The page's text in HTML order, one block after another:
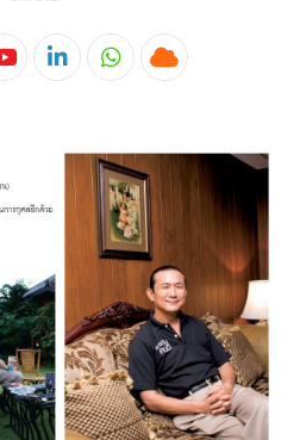
YoutubeLinkedInWhatsapp
Cloud